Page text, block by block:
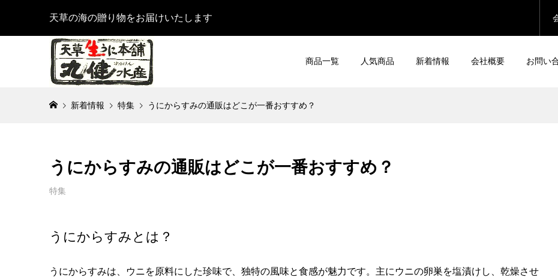
天草の海の贈り物をお届けいたします
商品一覧 人気商品 新着情報 会社概要 お問い
新着情報 特集 うにからすみの通販はどこが一番おすすめ？
うにからすみの通販はどこが一番おすすめ？
特集
うにからすみとは？
うにからすみは、ウニを原料にした珍味で、独特の風味と食感が魅力です。主にウニの卵巣を塩漬けし、乾燥させ